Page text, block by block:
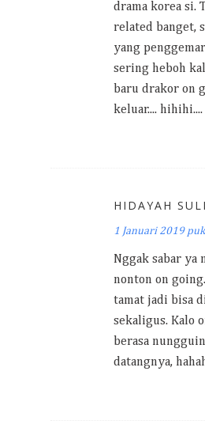
drama korea si.
related banget,
yang
sering heboh
baru drakor on
keluar....
HIDAYAH
1 Januari 2019
Nggak sabar ya
nonton on
tamat jadi bisa
sekaligus. Kalo
berasa
datangnya,